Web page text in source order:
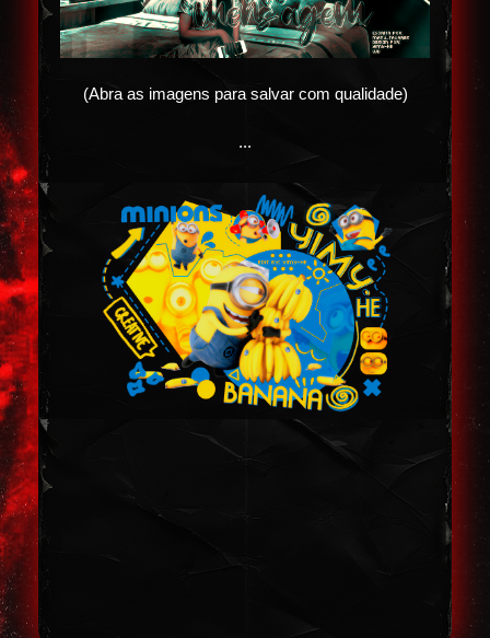
(Abra as imagens para salvar com qualidade)
...